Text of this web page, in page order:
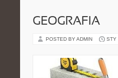
GEOGRAFIA
POSTED BY ADMIN STY